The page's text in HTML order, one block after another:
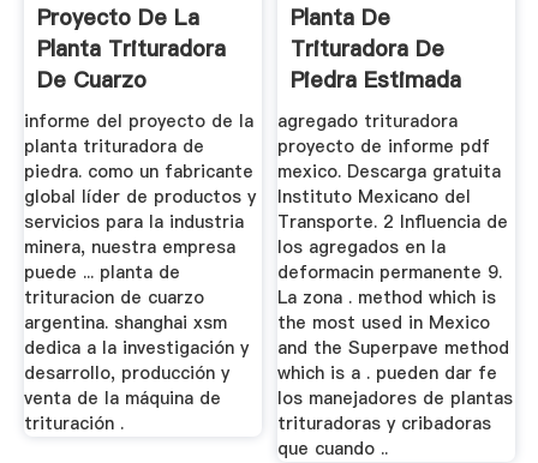
Proyecto De La
Planta Trituradora
De Cuarzo
informe del proyecto de la
planta trituradora de
piedra. como un fabricante
global líder de productos y
servicios para la industria
minera, nuestra empresa
puede ... planta de
trituracion de cuarzo
argentina. shanghai xsm
dedica a la investigación y
desarrollo, producción y
venta de la máquina de
trituración .
Planta De
Trituradora De
Piedra Estimada
Informe Del
Proyecto
agregado trituradora
proyecto de informe pdf
mexico. Descarga gratuita
Instituto Mexicano del
Transporte. 2 Influencia de
los agregados en la
deformacin permanente 9.
La zona . method which is
the most used in Mexico
and the Superpave method
which is a . pueden dar fe
los manejadores de plantas
trituradoras y cribadoras
que cuando ..